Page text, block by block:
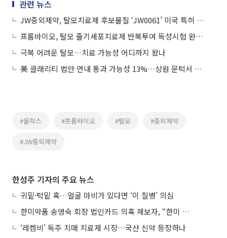
관련 뉴스
JW중외제약, 탈모치료제 후보물질 ‘JW0061’ 미국 특허 등록
프롬바이오, 탈모 줄기세포치료제 반복투여 독성시험 완료…2027년 임상 진입
극복 어려운 탈모…치료 가능성 어디까지 왔나
美 클래리티 법안 연내 통과 가능성 13%…상원 문턱서 제동
#올릭스 #프롬바이오 #탈모 #중외제약
#JW중외제약
한성주 기자의 주요 뉴스
귀밑·턱밑 혹…얼굴 마비가 있다면 ‘이 질병’ 의심
한미약품 송영숙 회장 법인카드 의혹 제보자, “한미 잘 되기 바라는 마음”
‘레켐비’ 독주 치매 치료제 시장…국산 신약 등장하나